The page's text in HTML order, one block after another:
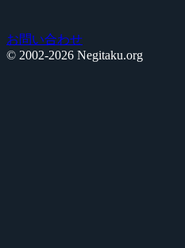
お問い合わせ
© 2002-2026 Negitaku.org